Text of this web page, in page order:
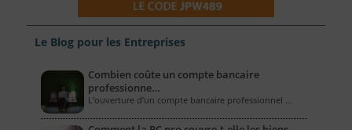
Le Blog pour les Entreprises
Combien coûte un compte bancaire
professionne…
L’ouverture d’un compte bancaire professionnel …